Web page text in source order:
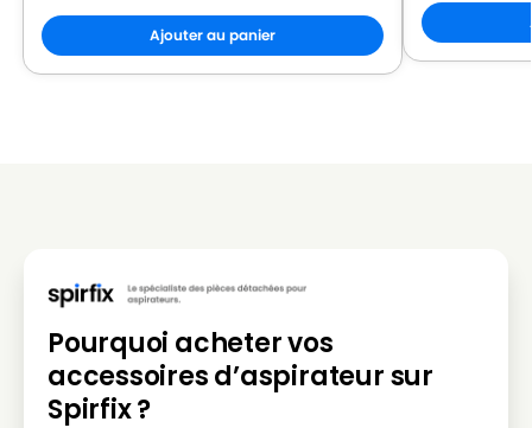
ROWENTA
ROWENTA RU 44
ROWENTA
ROWENTA RU 44.5
ROWENTA
ROWENTA RU 46.5
ROWENTA
ROWENTA RU 47
ROWENTA
ROWENTA RU 48
Ajouter au panier
Pourquoi acheter vos
accessoires d’aspirateur sur
Spirfix ?